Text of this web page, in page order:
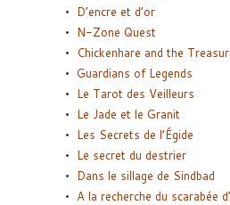
D’encre et d’or
N-Zone Quest
Chickenhare and the
Guardians of Legends
Le Tarot des Veilleurs
Le Jade et le Granit
Les Secrets de l’Égide
Le secret du destrier
Dans le sillage de Sindbad
A la recherche du scarabée